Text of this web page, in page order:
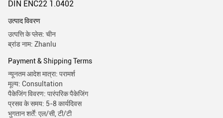
DIN ENC22 1.0402
उत्पाद विवरण
उत्पत्ति के प्लेस: चीन
ब्रांड नाम: Zhanlu
Payment & Shipping Terms
न्यूनतम आदेश मात्रा: परामर्श
मूल्य: Consultation
पैकेजिंग विवरण: पारंपरिक पैकेजिंग
प्रसव के समय: 5-8 कार्यदिवस
भुगतान शर्तें: एल/सी, टी/टी